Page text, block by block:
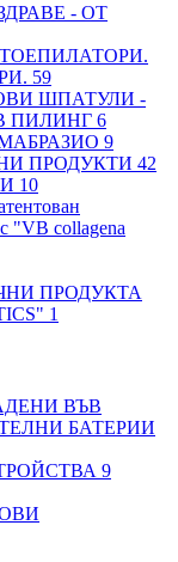
- ОТ
59
ШПАТУЛИ -
ПИЛИНГ 6
9
ПРОДУКТИ 42
10
"VB collagena
ПРОДУКТА
1
ВЪВ
БАТЕРИИ
9